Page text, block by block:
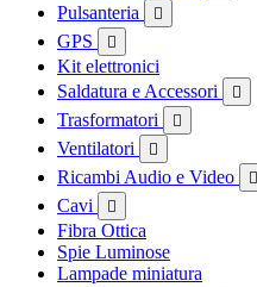
Pulsanteria 
GPS 
Kit elettronici
Saldatura e Accessori

Trasformatori 
Ventilatori 
Ricambi Audio e Video 
Cavi 
Fibra Ottica
Spie Luminose
Lampade miniatura